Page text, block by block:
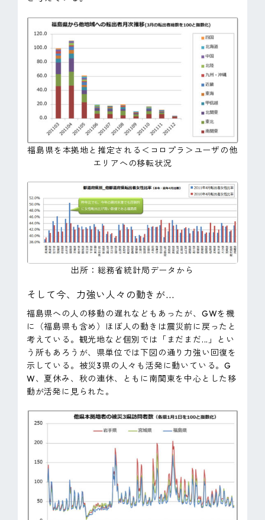
福島県を本拠地と推定される＜コロプラ＞ユーザの他
エリアへの移転状況
出所：総務省統計局データから
そして今、力強い人々の動きが...
福島県への人の移動の遅れなどもあったが、GWを機
に（福島県も含め）ほぼ人の動きは震災前に戻ったと
考えている。観光地など個別では「まだまだ...」とい
う所もあろうが、県単位では下図の通り力強い回復を
示している。被災3県の人々も活発に動いている。G
W、夏休み、秋の連休、ともに南関東を中心とした移
動が活発に見られた。